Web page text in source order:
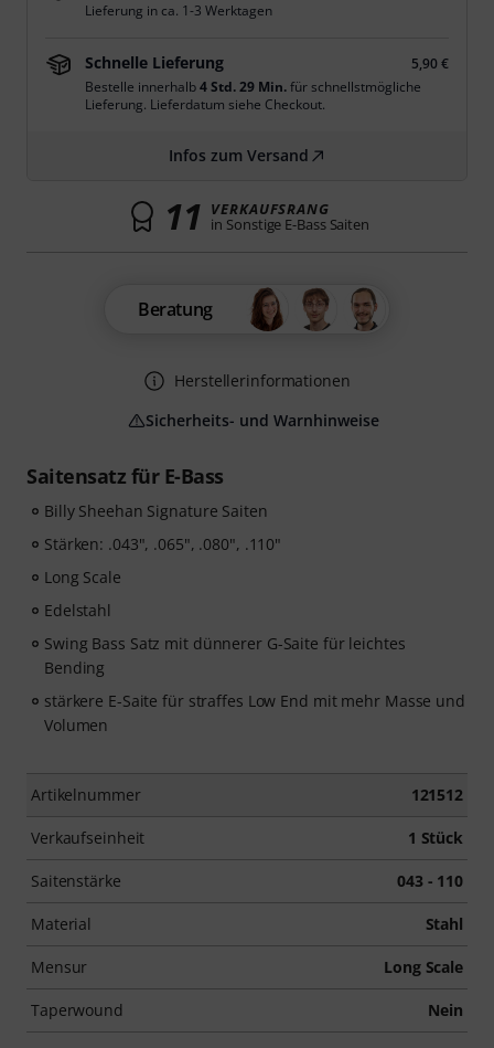
Saitensatz für E-Bass
Billy Sheehan Signature Saiten
Stärken: .043", .065", .080", .110"
Long Scale
Edelstahl
Swing Bass Satz mit dünnerer G-Saite für leichtes
Bending
stärkere E-Saite für straffes Low End mit mehr Masse und
Volumen
Artikelnummer 121512
Verkaufseinheit 1 Stück
Saitenstärke 043 - 110
Material Stahl
Mensur Long Scale
Taperwound Nein
Lieferung in ca. 1-3 Werktagen
Schnelle Lieferung
5,90 €
Bestelle innerhalb4 Std. 29 Min.für schnellstmögliche
Lieferung. Lieferdatum siehe Checkout.
Infos zum Versand
11 VERKAUFSRANG
in Sonstige E-Bass Saiten
Beratung
Herstellerinformationen
Sicherheits- und Warnhinweise